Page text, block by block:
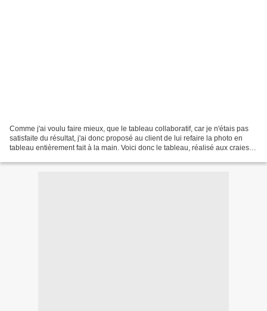
Comme j'ai voulu faire mieux, que le tableau collaboratif, car je n'étais pas
satisfaite du résultat, j'ai donc proposé au client de lui refaire la photo en
tableau entièrement fait à la main. Voici donc le tableau, réalisé aux craies